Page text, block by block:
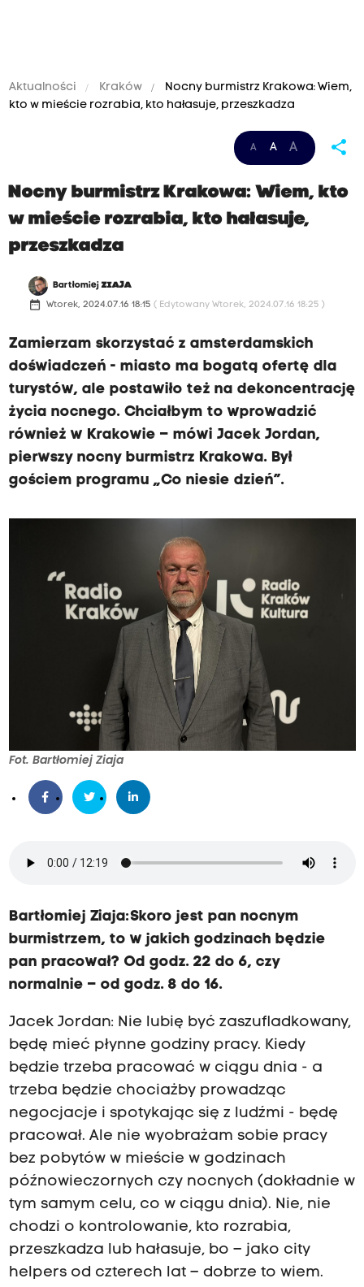
Aktualności Kraków
Nocny burmistrz Krakowa: Wiem,
kto w mieście rozrabia, kto hałasuje, przeszkadza
A A A share
Nocny burmistrz Krakowa: Wiem, kto
w mieście rozrabia, kto hałasuje,
przeszkadza
BartłomiejZIAJA
date_range Wtorek, 2024.07.16 18:15 ( Edytowany Wtorek, 2024.07.16 18:25 )
Zamierzam skorzystać z amsterdamskich
doświadczeń - miasto ma bogatą ofertę dla
turystów, ale postawiło też na dekoncentrację
życia nocnego. Chciałbym to wprowadzić
również w Krakowie – mówi Jacek Jordan,
pierwszy nocny burmistrz Krakowa. Był
gościem programu „Co niesie dzień”.
Fot. Bartłomiej Ziaja
Bartłomiej Ziaja: Skoro jest pan nocnym
burmistrzem, to w jakich godzinach będzie
pan pracował? Od godz. 22 do 6, czy
normalnie – od godz. 8 do 16.
Jacek Jordan: Nie lubię być zaszufladkowany,
będę mieć płynne godziny pracy. Kiedy
będzie trzeba pracować w ciągu dnia - a
trzeba będzie chociażby prowadząc
negocjacje i spotykając się z ludźmi - będę
pracował. Ale nie wyobrażam sobie pracy
bez pobytów w mieście w godzinach
późnowieczornych czy nocnych (dokładnie w
tym samym celu, co w ciągu dnia). Nie, nie
chodzi o kontrolowanie, kto rozrabia,
przeszkadza lub hałasuje, bo – jako city
helpers od czterech lat – dobrze to wiem.